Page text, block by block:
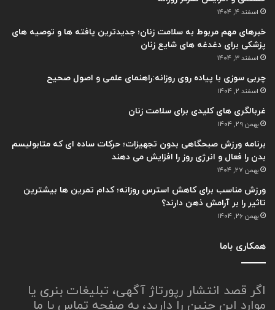
اسفند 4, 1404
خبرهای مهم مربوط به سلامت زنان؛ جدیدترین یافته ها و توصیه های
پزشکی برای دغدغه های شایع زنان
اسفند 3, 1404
چربی سوزی با پیاده روی روزانه:راهنمای علمی و اصول صحیح
اسفند 2, 1404
غربالگری های کلیدی برای سلامت زنان
بهمن 29, 1404
برنامه ورزش صبحگاهی بدون تجهیزات؛ حرکات ساده ای که متابولیسم
بدن را فعال و انرژی روز را افزایش می دهند
بهمن 27, 1404
ورزش مناسب برای کاهش استرس روزانه؛ کدام تمرین ها بیشترین
تاثیر را بر آرامش ذهن دارند؟
بهمن 26, 1404
همکاری باما
اگر قصد انتشار رپورتاژ آگهی، تبلیغات بنری یا
موارد این چنین را دارید، به صفحه تماس با ما